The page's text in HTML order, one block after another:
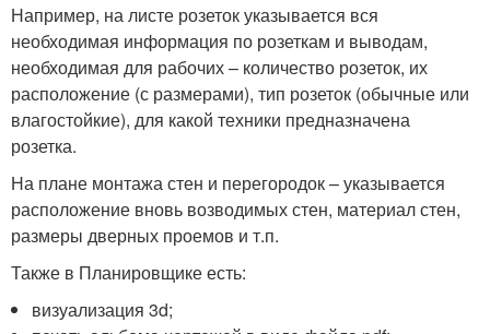
Например, на листе розеток указывается вся
необходимая информация по розеткам и выводам,
необходимая для рабочих – количество розеток, их
расположение (с размерами), тип розеток (обычные или
влагостойкие), для какой техники предназначена
розетка.
На плане монтажа стен и перегородок – указывается
расположение вновь возводимых стен, материал стен,
размеры дверных проемов и т.п.
Также в Планировщике есть:
визуализация 3d;